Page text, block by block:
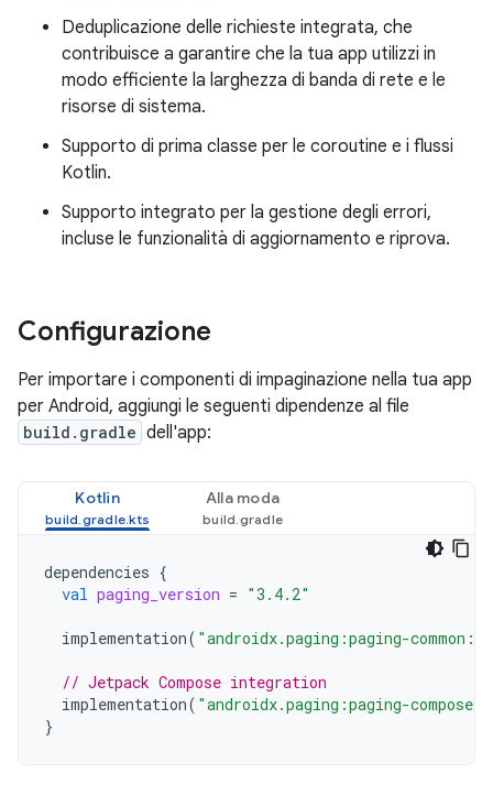
Deduplicazione delle richieste integrata, che
contribuisce a garantire che la tua app utilizzi in
modo efficiente la larghezza di banda di rete e le
risorse di sistema.
Supporto di prima classe per le coroutine e i flussi
Kotlin.
Supporto integrato per la gestione degli errori,
incluse le funzionalità di aggiornamento e riprova.
Configurazione
Per importare i componenti di impaginazione nella tua app
per Android, aggiungi le seguenti dipendenze al file
build.gradle dell'app:
Kotlin Alla moda
dependencies {
val paging_version = "3.4.2"
implementation( "androidx.paging:paging-common:
// Jetpack Compose integration
implementation( "androidx.paging:paging-compose:
}